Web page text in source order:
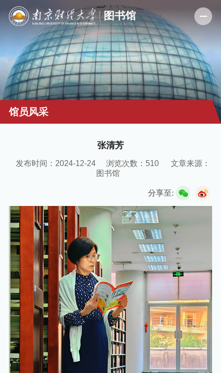
馆员风采
张清芳
发布时间：2024-12-24 浏览次数： 510
文章来源：
图书馆
分享至: